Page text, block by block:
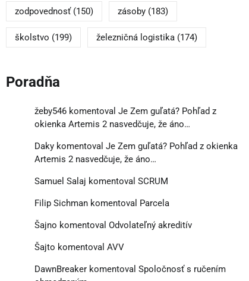
zodpovednosť(150) zásoby(183)
školstvo (199) železničná logistika(174)
Poradňa
žeby546komentoval Je Zem guľatá? Pohľad z
okienka Artemis 2 nasvedčuje, že áno…
Dakykomentoval Je Zem guľatá? Pohľad z okienka
Artemis 2 nasvedčuje, že áno…
Samuel Salaj komentoval SCRUM
Filip Sichmankomentoval Parcela
Šajno komentoval Odvolateľný akreditív
Šajto komentoval AVV
DawnBreakerkomentoval Spoločnosť s ručením